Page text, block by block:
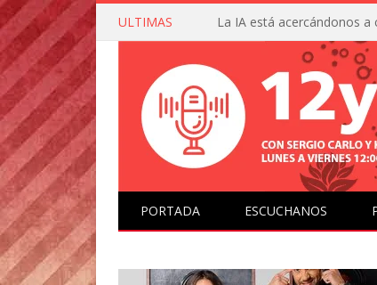
ULTIMAS
PORTADA ESCUCHANOS